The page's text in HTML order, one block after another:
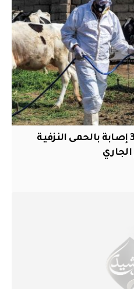
الصحة تعلن تسجيل 313 إصابة بالحمى النزفية